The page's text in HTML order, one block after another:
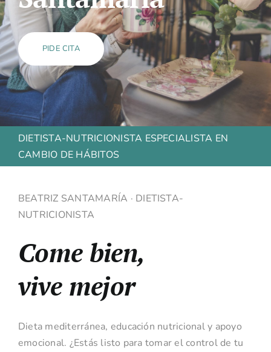
Contacto
PIDE CITA
DIETISTA-NUTRICIONISTA ESPECIALISTA EN
CAMBIO DE HÁBITOS
BEATRIZ SANTAMARÍA · DIETISTA-
NUTRICIONISTA
Come bien,
vive mejor
Dieta mediterránea, educación nutricional y apoyo
emocional. ¿Estás listo para tomar el control de tu